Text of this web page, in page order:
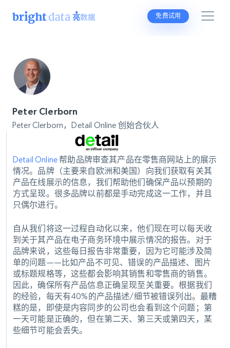
免费试用
Peter Clerborn
Peter Clerborn，Detail Online 创始合伙人
Detail Online帮助品牌审查其产品在零售商网站上的展示
情况。品牌（主要来自欧洲和美国）向我们获取有关其
产品在线展示的信息，我们帮助他们确保产品以预期的
方式呈现。很多品牌以前都是手动完成这一工作，并且
只偶尔进行。
自从我们将这一过程自动化以来，他们现在可以每天收
到关于其产品在电子商务环境中展示情况的报告。对于
品牌来说，这些每日报告非常重要，因为它可能涉及简
单的问题——比如产品不可见、错误的产品描述、图片
或标题规格等，这些都会影响其销售和零售商的销售。
因此，确保所有产品信息正确呈现至关重要。根据我们
的经验，每天有40%的产品描述/细节被错误列出。最糟
糕的是，即使是内容同步的公司也会看到这个问题；第
一天可能是正确的，但在第二天、第三天或第四天，某
些细节可能会丢失。